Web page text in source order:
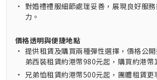
• 對婚禮禮服細節處理妥善，展現良好服
力。
價格透明與便捷地點
• 提供租賃及購買兩種彈性選擇，價格公
弟西裝租賃約港幣980元起，購買約港幣
•
兄弟恤租賃約港幣500元起，團體租賃更